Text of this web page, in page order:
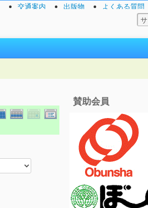
交通案内 出版物 よくある質問
賛助会員